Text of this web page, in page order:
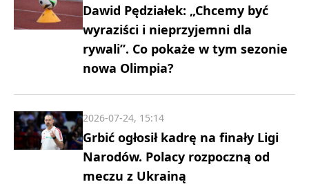
Dawid Pędziałek: „Chcemy być
wyraziści i nieprzyjemni dla
rywali”. Co pokaże w tym sezonie
nowa Olimpia?
Grbić ogłosił kadrę na finały Ligi
Narodów. Polacy rozpoczną od
meczu z Ukrainą
2026-07-24, 15:14